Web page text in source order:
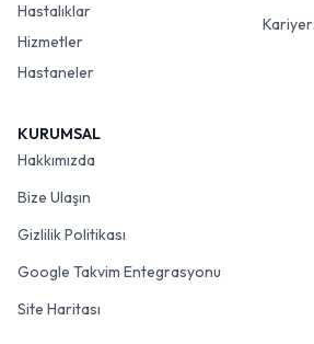
Hastalıklar
Hizmetler
Hastaneler
Kariyer
KURUMSAL
Hakkımızda
Bize Ulaşın
Gizlilik Politikası
Google Takvim Entegrasyonu
Site Haritası